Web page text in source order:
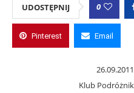
UDOSTĘPNIJ 0
Pinterest Email
Klub